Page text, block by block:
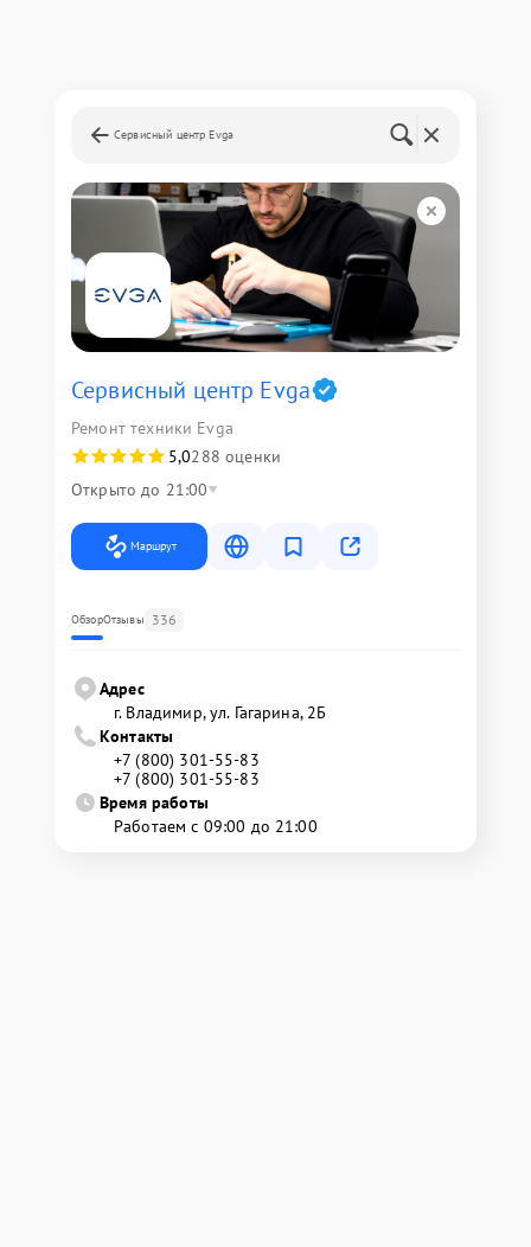
Сервисный центр Evga
Сервисный центр Evga
Ремонт техники Evga
5,0288 оценки
Открыто до 21:00
Маршрут
ОбзорОтзывы 336
Адрес
г. Владимир, ул. Гагарина, 2Б
Контакты
+7 (800) 301-55-83
+7 (800) 301-55-83
Время работы
Работаем с 09:00 до 21:00